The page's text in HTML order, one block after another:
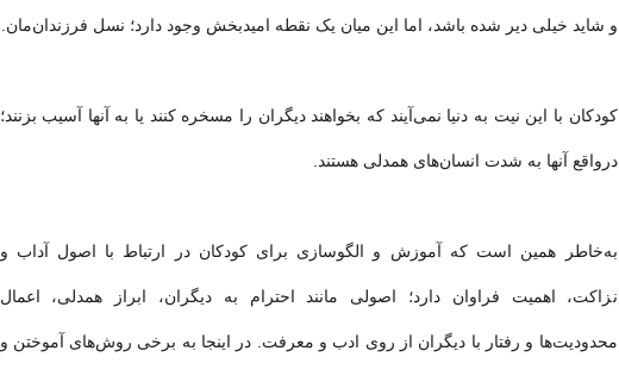
و شاید خیلی دیر شده باشد، اما این میان یک نقطه امیدبخش وجود دارد؛ نسل فرزندان‌مان.
کودکان با این نیت به دنیا نمی‌آیند که بخواهند دیگران را مسخره کنند یا به آنها آسیب بزنند؛
درواقع آنها به شدت انسان‌های همدلی هستند.
به‌خاطر همین است که آموزش و الگوسازی برای کودکان در ارتباط با اصول آداب و
نزاکت، اهمیت فراوان دارد؛ اصولی مانند احترام به دیگران، ابراز همدلی، اعمال
محدودیت‌ها و رفتار با دیگران از روی ادب و معرفت. در اینجا به برخی روش‌های آموختن و